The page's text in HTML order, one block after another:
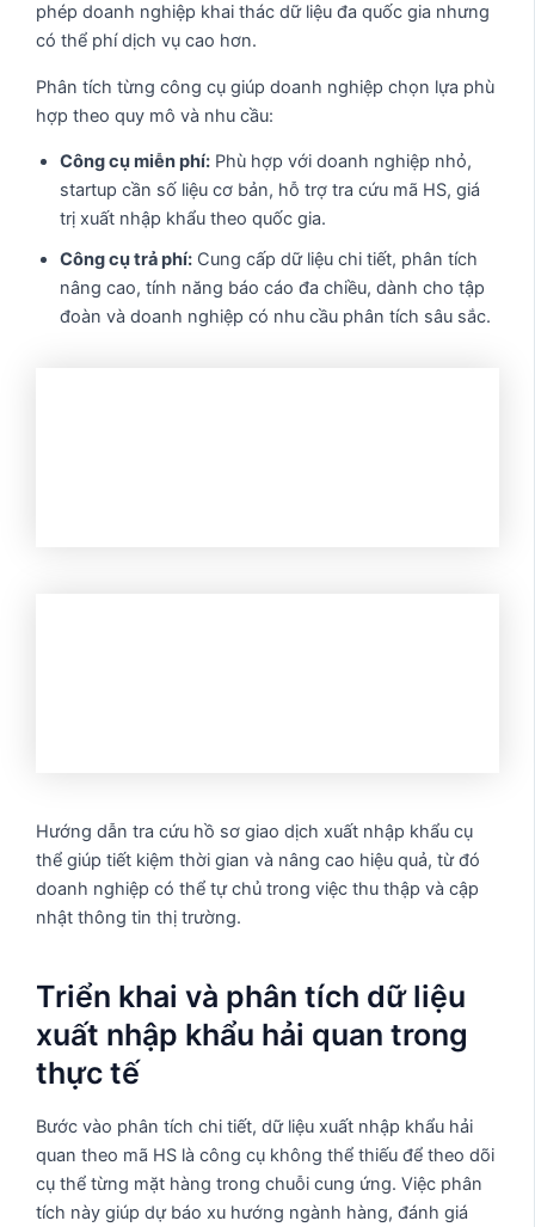
phép doanh nghiệp khai thác dữ liệu đa quốc gia nhưng
có thể phí dịch vụ cao hơn.
Phân tích từng công cụ giúp doanh nghiệp chọn lựa phù
hợp theo quy mô và nhu cầu:
Công cụ miễn phí: Phù hợp với doanh nghiệp nhỏ,
startup cần số liệu cơ bản, hỗ trợ tra cứu mã HS, giá
trị xuất nhập khẩu theo quốc gia.
Công cụ trả phí: Cung cấp dữ liệu chi tiết, phân tích
nâng cao, tính năng báo cáo đa chiều, dành cho tập
đoàn và doanh nghiệp có nhu cầu phân tích sâu sắc.
Hướng dẫn tra cứu hồ sơ giao dịch xuất nhập khẩu cụ
thể giúp tiết kiệm thời gian và nâng cao hiệu quả, từ đó
doanh nghiệp có thể tự chủ trong việc thu thập và cập
nhật thông tin thị trường.
Triển khai và phân tích dữ liệu
xuất nhập khẩu hải quan trong
thực tế
Bước vào phân tích chi tiết, dữ liệu xuất nhập khẩu hải
quan theo mã HS là công cụ không thể thiếu để theo dõi
cụ thể từng mặt hàng trong chuỗi cung ứng. Việc phân
tích này giúp dự báo xu hướng ngành hàng, đánh giá